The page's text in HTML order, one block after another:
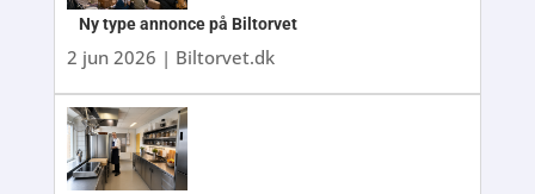
Ny type annonce på Biltorvet
2 jun 2026 | Biltorvet.dk